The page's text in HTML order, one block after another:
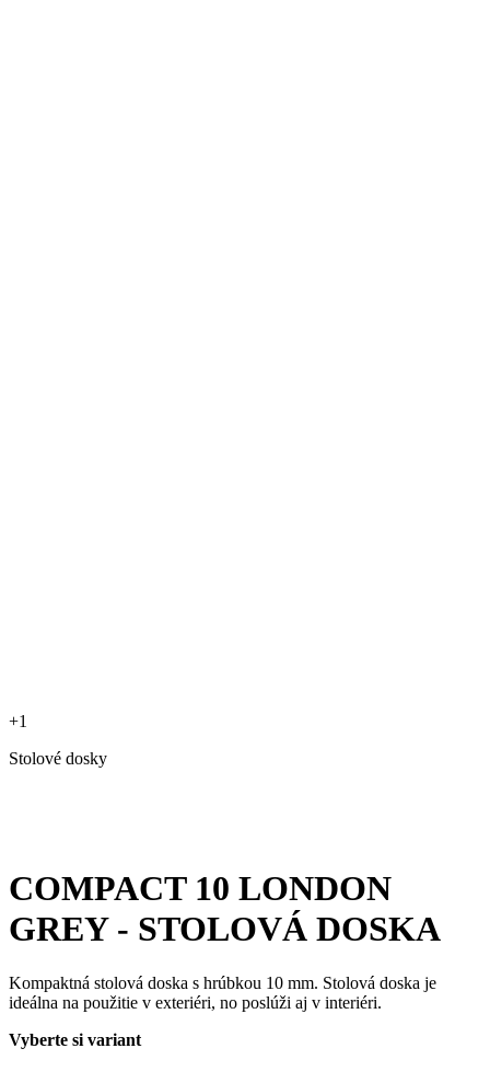
+1
Stolové dosky
COMPACT 10 LONDON
GREY - STOLOVÁ DOSKA
Kompaktná stolová doska s hrúbkou 10 mm. Stolová doska je
ideálna na použitie v exteriéri, no poslúži aj v interiéri.
Vyberte si variant